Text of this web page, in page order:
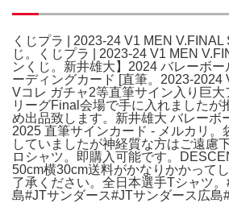
くじプラ | 2023-24 V1 MEN V.FINAL
じ。くじプラ | 2023-24 V1 MEN
ンくじ。新井雄大】2024 バレーボ
ーディングカード [直筆。2023-2024
Vコレ ガチャ2等直筆サイン入り巨
リーグFinal会場で手に入れましたが
め出品致します。新井雄大 バレーボ
2025 直筆サインカード - メルカリ。
していましたが神経質な方はご遠慮
ロシャツ。即購入可能です。
50cm横30cm送料がかなりかかって
了承ください。全日本選手Tシャツ
島#JTサンダース#JTサンダース広島